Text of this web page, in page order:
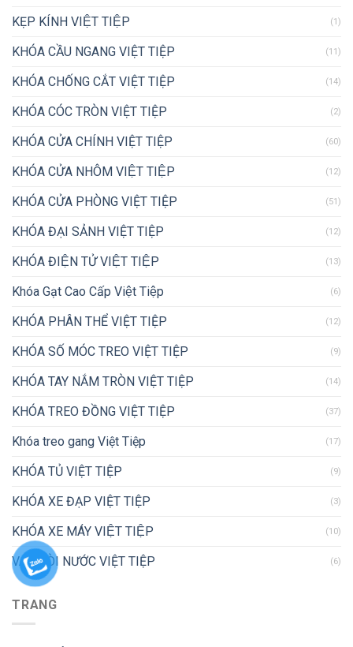
KẸP KÍNH VIỆT TIỆP (1)
KHÓA CẦU NGANG VIỆT TIỆP (11)
KHÓA CHỐNG CẮT VIỆT TIỆP (14)
KHÓA CÓC TRÒN VIỆT TIỆP (2)
KHÓA CỬA CHÍNH VIỆT TIỆP (60)
KHÓA CỬA NHÔM VIỆT TIỆP (12)
KHÓA CỬA PHÒNG VIỆT TIỆP (51)
KHÓA ĐẠI SẢNH VIỆT TIỆP (12)
KHÓA ĐIỆN TỬ VIỆT TIỆP (13)
Khóa Gạt Cao Cấp Việt Tiệp (6)
KHÓA PHÂN THỂ VIỆT TIỆP (12)
KHÓA SỐ MÓC TREO VIỆT TIỆP (9)
KHÓA TAY NẮM TRÒN VIỆT TIỆP (14)
KHÓA TREO ĐỒNG VIỆT TIỆP (37)
Khóa treo gang Việt Tiệp (17)
KHÓA TỦ VIỆT TIỆP (9)
KHÓA XE ĐẠP VIỆT TIỆP (3)
KHÓA XE MÁY VIỆT TIỆP (10)
VAN VÒI NƯỚC VIỆT TIỆP (6)
TRANG